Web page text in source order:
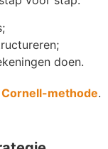
doen.
Cornell-methode.